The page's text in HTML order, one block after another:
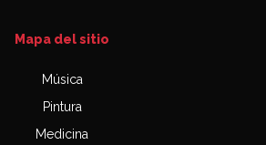
Mapa del sitio
Música
Pintura
Medicina